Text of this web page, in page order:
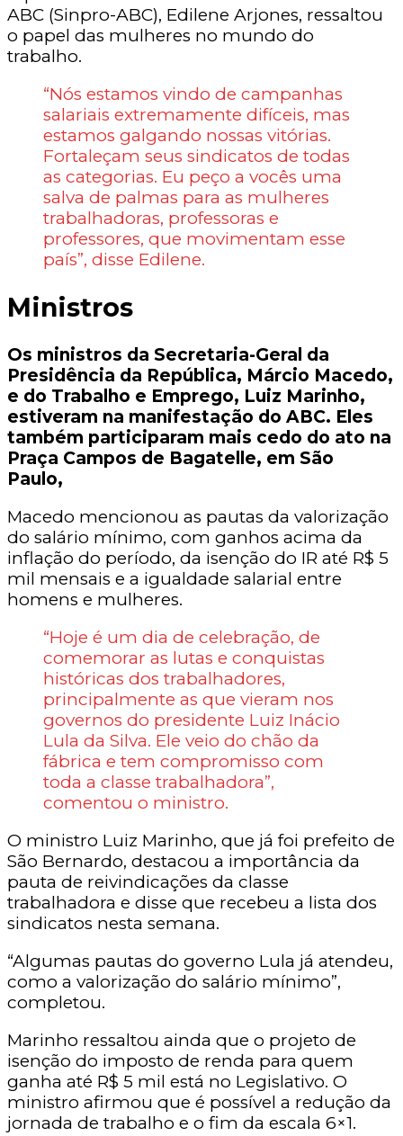
ABC (Sinpro-ABC), Edilene Arjones, ressaltou
o papel das mulheres no mundo do
trabalho.
“Nós estamos vindo de campanhas
salariais extremamente difíceis, mas
estamos galgando nossas vitórias.
Fortaleçam seus sindicatos de todas
as categorias. Eu peço a vocês uma
salva de palmas para as mulheres
trabalhadoras, professoras e
professores, que movimentam esse
país”, disse Edilene.
Ministros
Os ministros da Secretaria-Geral da
Presidência da República, Márcio Macedo,
e do Trabalho e Emprego, Luiz Marinho,
estiveram na manifestação do ABC. Eles
também participaram mais cedo do ato na
Praça Campos de Bagatelle, em São
Paulo,
Macedo mencionou as pautas da valorização
do salário mínimo, com ganhos acima da
inflação do período, da isenção do IR até R$ 5
mil mensais e a igualdade salarial entre
homens e mulheres.
“Hoje é um dia de celebração, de
comemorar as lutas e conquistas
históricas dos trabalhadores,
principalmente as que vieram nos
governos do presidente Luiz Inácio
Lula da Silva. Ele veio do chão da
fábrica e tem compromisso com
toda a classe trabalhadora”,
comentou o ministro.
O ministro Luiz Marinho, que já foi prefeito de
São Bernardo, destacou a importância da
pauta de reivindicações da classe
trabalhadora e disse que recebeu a lista dos
sindicatos nesta semana.
“Algumas pautas do governo Lula já atendeu,
como a valorização do salário mínimo”,
completou.
Marinho ressaltou ainda que o projeto de
isenção do imposto de renda para quem
ganha até R$ 5 mil está no Legislativo. O
ministro afirmou que é possível a redução da
jornada de trabalho e o fim da escala 6×1.